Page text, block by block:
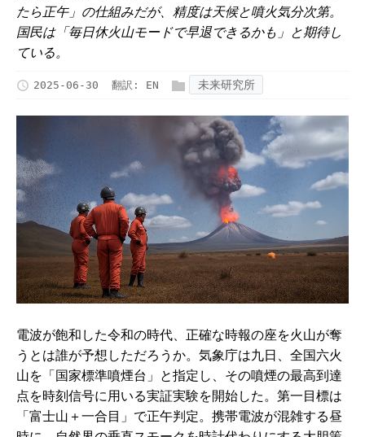
たら正午」の仕組みだが、精度は天候と噴火気分次第。
国民は「毎日休火山モードで早退できるかも」と期待し
ている。
2025-06-30 翻訳: EN 未来研究所
電波が飽和した令和の時代、正確な時報の座を火山が奪
うとは誰が予想しただろうか。気象庁は九日、全国六火
山を「国家標準噴煙台」と指定し、その噴煙の最高到達
点を時刻信号に用いる実証実験を開始した。第一目標は
「富士山＋一合目」で正午判定。携帯電波が混雑する昼